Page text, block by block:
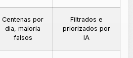
Centenas por
dia, maioria
falsos
Filtrados e
priorizados por
IA